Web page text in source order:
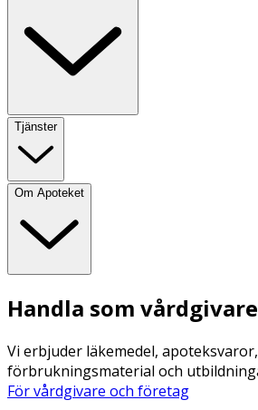
Tjänster
Om Apoteket
Handla som
Vi erbjuder läkemedel, apoteksvaror,
förbrukningsmaterial och
För vårdgivare och företag